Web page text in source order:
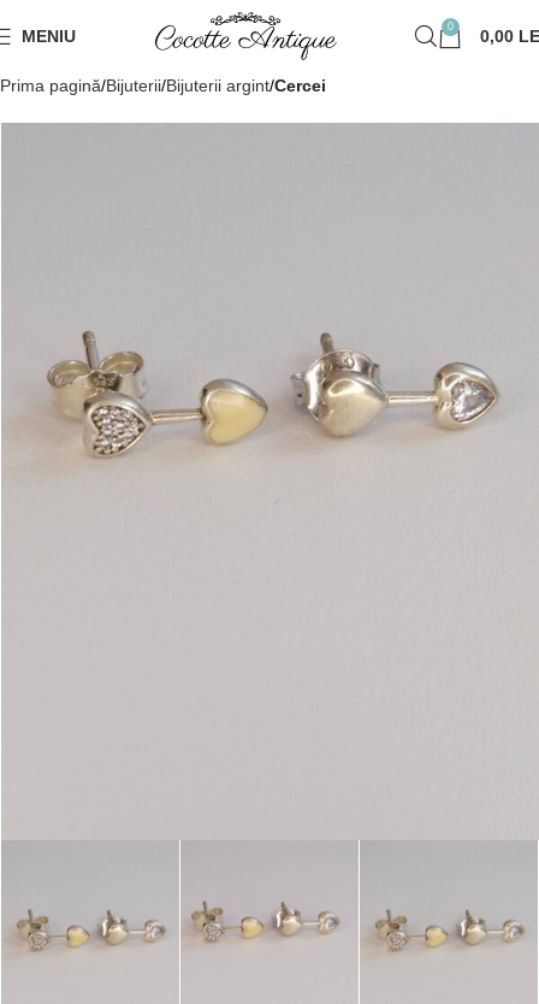
MENIU 0 0,00
Prima pagină Bijuterii Bijuterii argint Cercei